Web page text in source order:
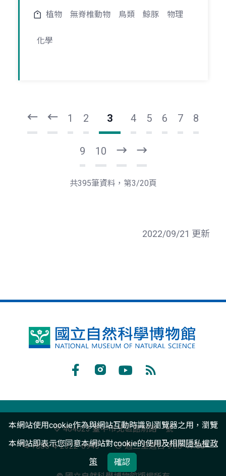
植物 無脊椎動物 鳥類 鯨豚 物理
化學
1 2 3 4 5 6 7 8
9 10
一
頁
後
一
共395筆資料，第3/20頁
2022/09/21 更新
國
學
博
訂
閱
404023 臺中市北區館前路一號
+886-4-2322-6940
週二至週日 9:00-17:00
本網站使用cookie作為與網站互動時識別瀏覽器之用，瀏覽
本網站即表示您同意本網站對cookie的使用及相關隱私權政
策
確認